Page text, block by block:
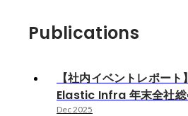
Publications
【社内イベントレポー
Elastic Infra 年末全社
Dec 2025